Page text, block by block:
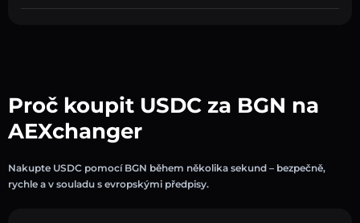
Proč koupit USDC za BGN na
AEXchanger
Nakupte USDC pomocí BGN během několika sekund – bezpečně,
rychle a v souladu s evropskými předpisy.